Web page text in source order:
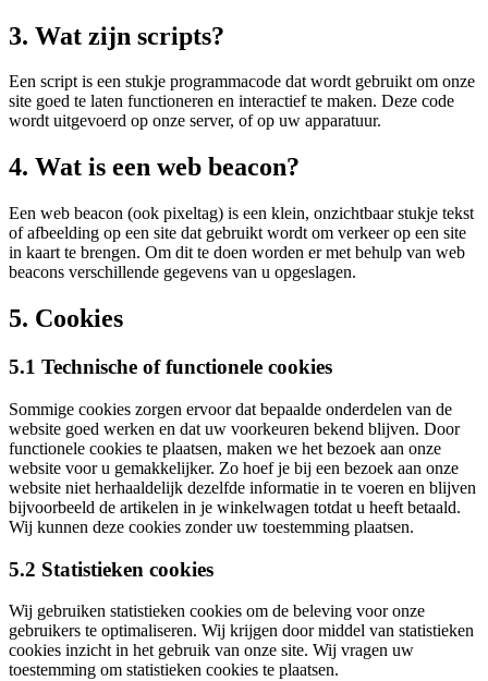
3. Wat zijn scripts?
Een script is een stukje programmacode dat wordt gebruikt om onze
site goed te laten functioneren en interactief te maken. Deze code
wordt uitgevoerd op onze server, of op uw apparatuur.
4. Wat is een web beacon?
Een web beacon (ook pixeltag) is een klein, onzichtbaar stukje tekst
of afbeelding op een site dat gebruikt wordt om verkeer op een site
in kaart te brengen. Om dit te doen worden er met behulp van web
beacons verschillende gegevens van u opgeslagen.
5. Cookies
5.1 Technische of functionele cookies
Sommige cookies zorgen ervoor dat bepaalde onderdelen van de
website goed werken en dat uw voorkeuren bekend blijven. Door
functionele cookies te plaatsen, maken we het bezoek aan onze
website voor u gemakkelijker. Zo hoef je bij een bezoek aan onze
website niet herhaaldelijk dezelfde informatie in te voeren en blijven
bijvoorbeeld de artikelen in je winkelwagen totdat u heeft betaald.
Wij kunnen deze cookies zonder uw toestemming plaatsen.
5.2 Statistieken cookies
Wij gebruiken statistieken cookies om de beleving voor onze
gebruikers te optimaliseren. Wij krijgen door middel van statistieken
cookies inzicht in het gebruik van onze site. Wij vragen uw
toestemming om statistieken cookies te plaatsen.